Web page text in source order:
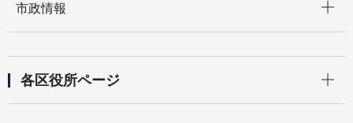
市政情報
各区役所ページ